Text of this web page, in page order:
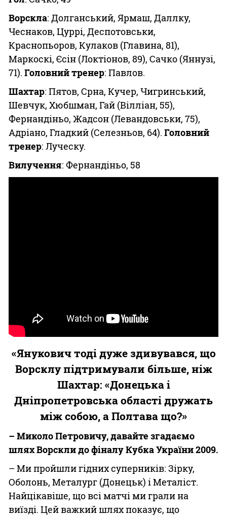
Ворскла: Долганський, Ярмаш, Даллку,
Чеснаков, Цуррі, Деспотовськи,
Краснопьоров, Кулаков (Главина, 81),
Маркоскі, Єсін (Локтіонов, 89), Сачко (Яннузі,
71). Головний тренер: Павлов.
Шахтар: Пятов, Срна, Кучер, Чигринський,
Шевчук, Хюбшман, Гай (Вілліан, 55),
Фернандіньо, Жадсон (Левандовськи, 75),
Адріано, Гладкий (Селезньов, 64). Головний
тренер: Луческу.
Вилучення: Фернандіньо, 58
«Янукович тоді дуже здивувався, що
Ворсклу підтримували більше, ніж
Шахтар: «Донецька і
Дніпропетровська області дружать
між собою, а Полтава що?»
– Миколо Петровичу, давайте згадаємо
шлях Ворскли до фіналу Кубка України 2009.
– Ми пройшли гідних суперників: Зірку,
Оболонь, Металург (Донецьк) і Металіст.
Найцікавіше, що всі матчі ми грали на
виїзді. Цей важкий шлях показує, що